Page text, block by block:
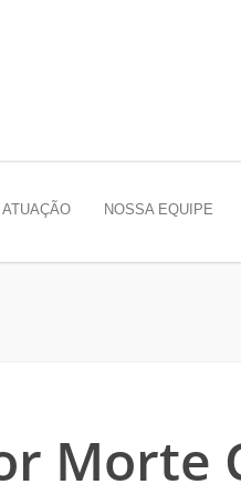
ATUAÇÃO NOSSA EQUIPE
Morte